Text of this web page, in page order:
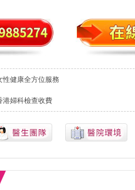
性健康全方位服務
港婦科檢查收費